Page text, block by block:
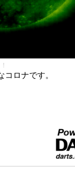
ロナです。